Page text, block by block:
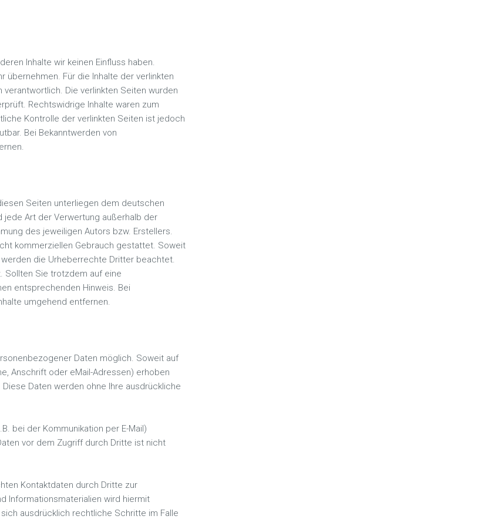
Inhalte wir keinen Einfluss haben.
übernehmen. Für die Inhalte der verlinkten
Die verlinkten Seiten wurden
Rechtswidrige Inhalte waren zum
Kontrolle der verlinkten Seiten ist jedoch
Bei Bekanntwerden von
Seiten unterliegen dem deutschen
jede Art der Verwertung außerhalb der
des jeweiligen Autors bzw. Erstellers.
kommerziellen Gebrauch gestattet. Soweit
die Urheberrechte Dritter beachtet.
Sollten Sie trotzdem auf eine
entsprechenden Hinweis. Bei
umgehend entfernen.
Daten möglich. Soweit auf
Anschrift oder eMail-Adressen) erhoben
Daten werden ohne Ihre ausdrückliche
bei der Kommunikation per E-Mail)
vor dem Zugriff durch Dritte ist nicht
Kontaktdaten durch Dritte zur
Informationsmaterialien wird hiermit
ausdrücklich rechtliche Schritte im Falle